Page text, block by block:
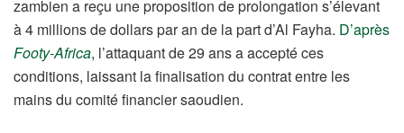
zambien a reçu une proposition de prolongation s’élevant
à 4 millions de dollars par an de la part d’Al Fayha. D’après
Footy-Africa, l’attaquant de 29 ans a accepté ces
conditions, laissant la finalisation du contrat entre les
mains du comité financier saoudien.